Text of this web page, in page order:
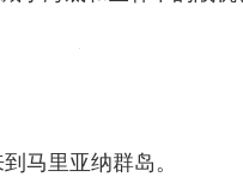
马里亚纳群岛。